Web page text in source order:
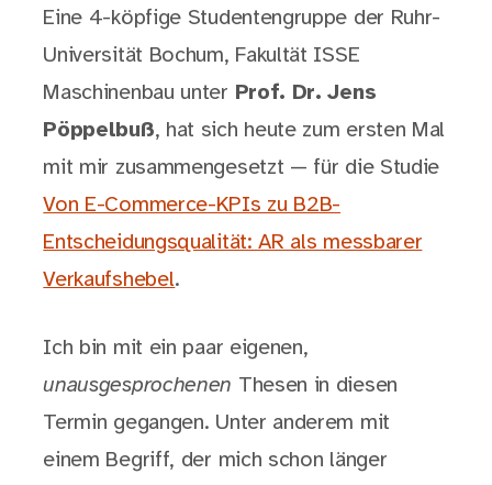
Eine 4-köpfige Studentengruppe der Ruhr-
Universität Bochum, Fakultät ISSE
Maschinenbau unter Prof. Dr. Jens
Pöppelbuß, hat sich heute zum ersten Mal
mit mir zusammengesetzt — für die Studie
Von E-Commerce-KPIs zu B2B-
Entscheidungsqualität: AR als messbarer
Verkaufshebel.
Ich bin mit ein paar eigenen,
unausgesprochenen Thesen in diesen
Termin gegangen. Unter anderem mit
einem Begriff, der mich schon länger